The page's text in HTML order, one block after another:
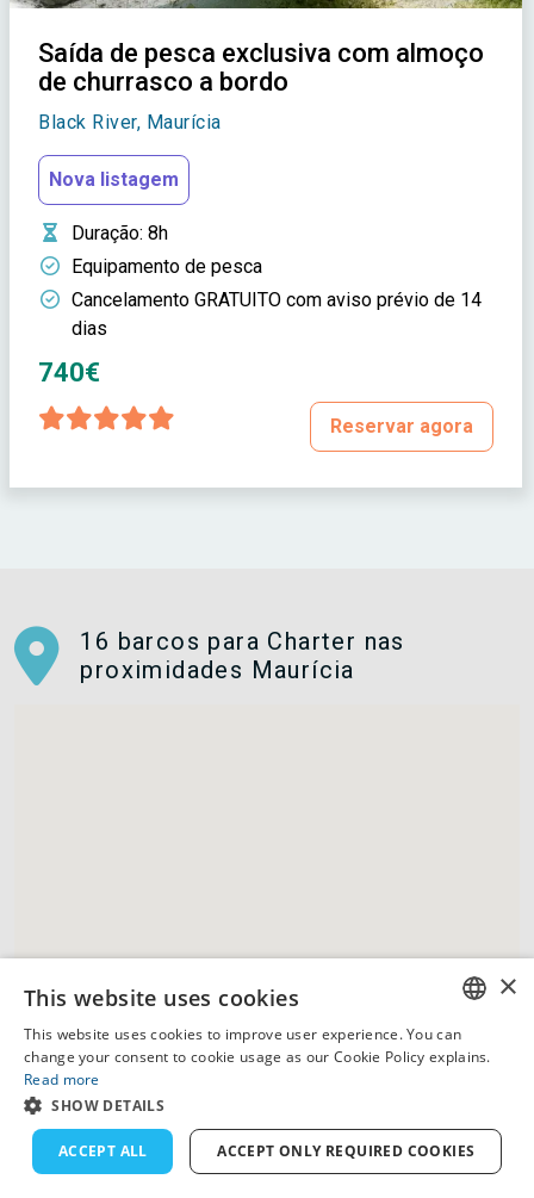
Saída de pesca exclusiva com almoço
de churrasco a bordo
Black River, Maurícia
Nova listagem
Duração: 8h
Equipamento de pesca
Cancelamento GRATUITO com aviso prévio de 14
dias
740€
Reservar agora
16 barcos para Charter nas
proximidades Maurícia
ENGLISH
DUTCH
GERMAN
×
This website uses cookies
This website uses cookies to improve user experience. You can
change your consent to cookie usage as our Cookie Policy explains.
Read more
SHOW DETAILS
ACCEPT ALL ACCEPT ONLY REQUIRED COOKIES